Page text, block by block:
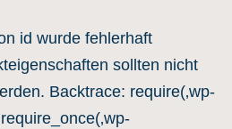
id wurde fehlerhaft
sollten nicht
Backtrace: require(‚wp-